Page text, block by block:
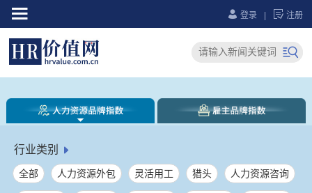
  登录  注册

行业类别 
全部 人力资源外包 灵活用工 猎头 人力资源咨询